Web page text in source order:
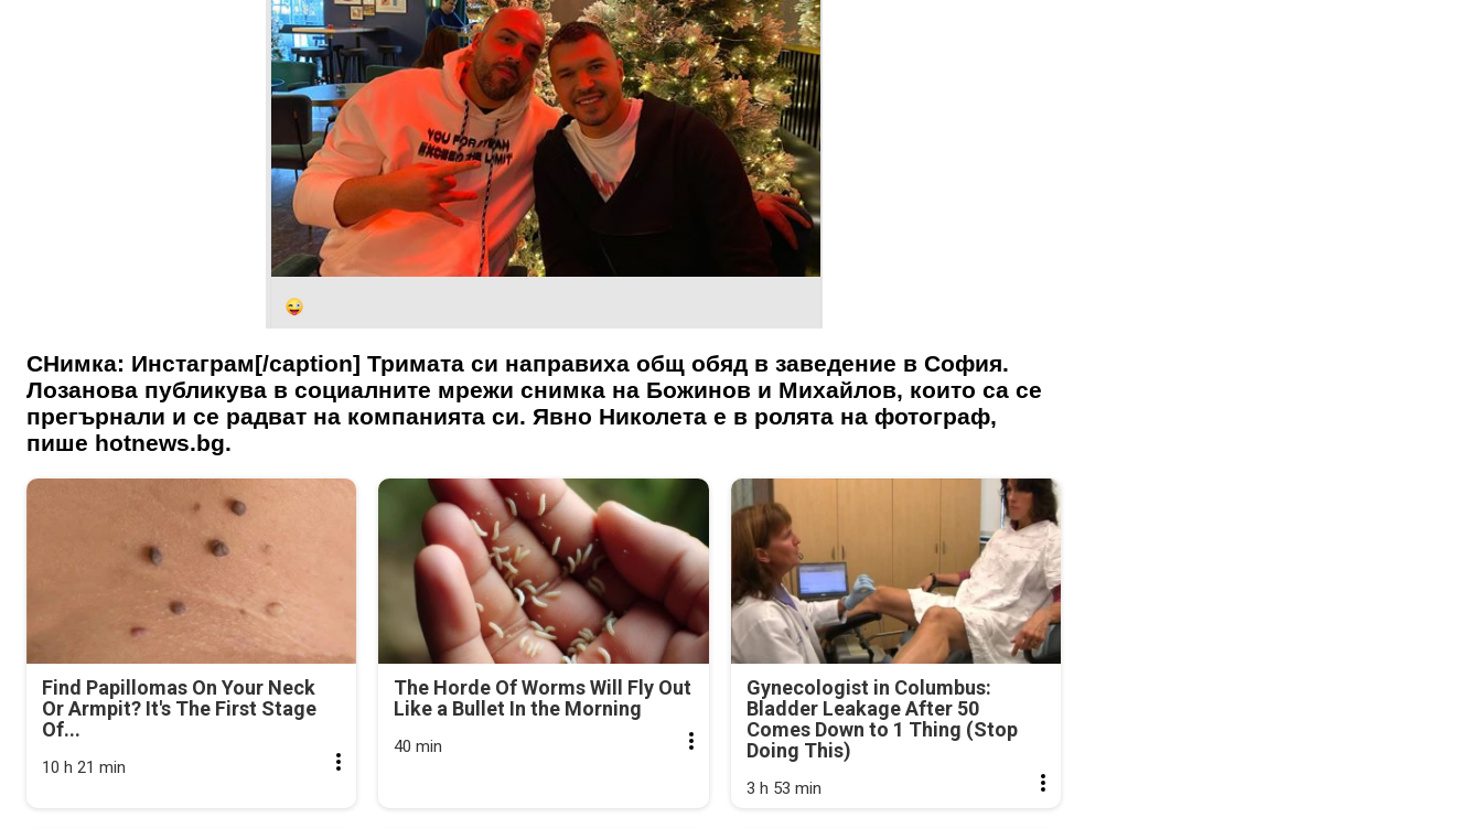
СНимка: Инстаграм[/caption] Тримата си направиха общ обяд в заведение в София.
Лозанова публикува в социалните мрежи снимка на Божинов и Михайлов, които са се
прегърнали и се радват на компанията си. Явно Николета е в ролята на фотограф,
пише hotnews.bg.
Find Papillomas On Your Neck
Or Armpit? It's The First Stage
Of...
10 h 21 min
The Horde Of Worms Will Fly Out
Like a Bullet In the Morning
40 min
Gynecologist in Columbus:
Bladder Leakage After 50
Comes Down to 1 Thing (Stop
Doing This)
3 h 53 min